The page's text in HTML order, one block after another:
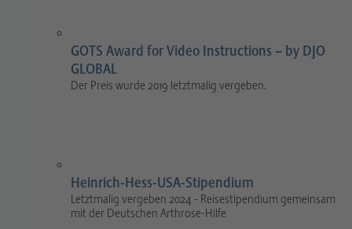
GOTS Award for Video Instructions – by DJO
GLOBAL
Der Preis wurde 2019 letztmalig vergeben.
Heinrich-Hess-USA-Stipendium
Letztmalig vergeben 2024 - Reisestipendium gemeinsam
mit der Deutschen Arthrose-Hilfe